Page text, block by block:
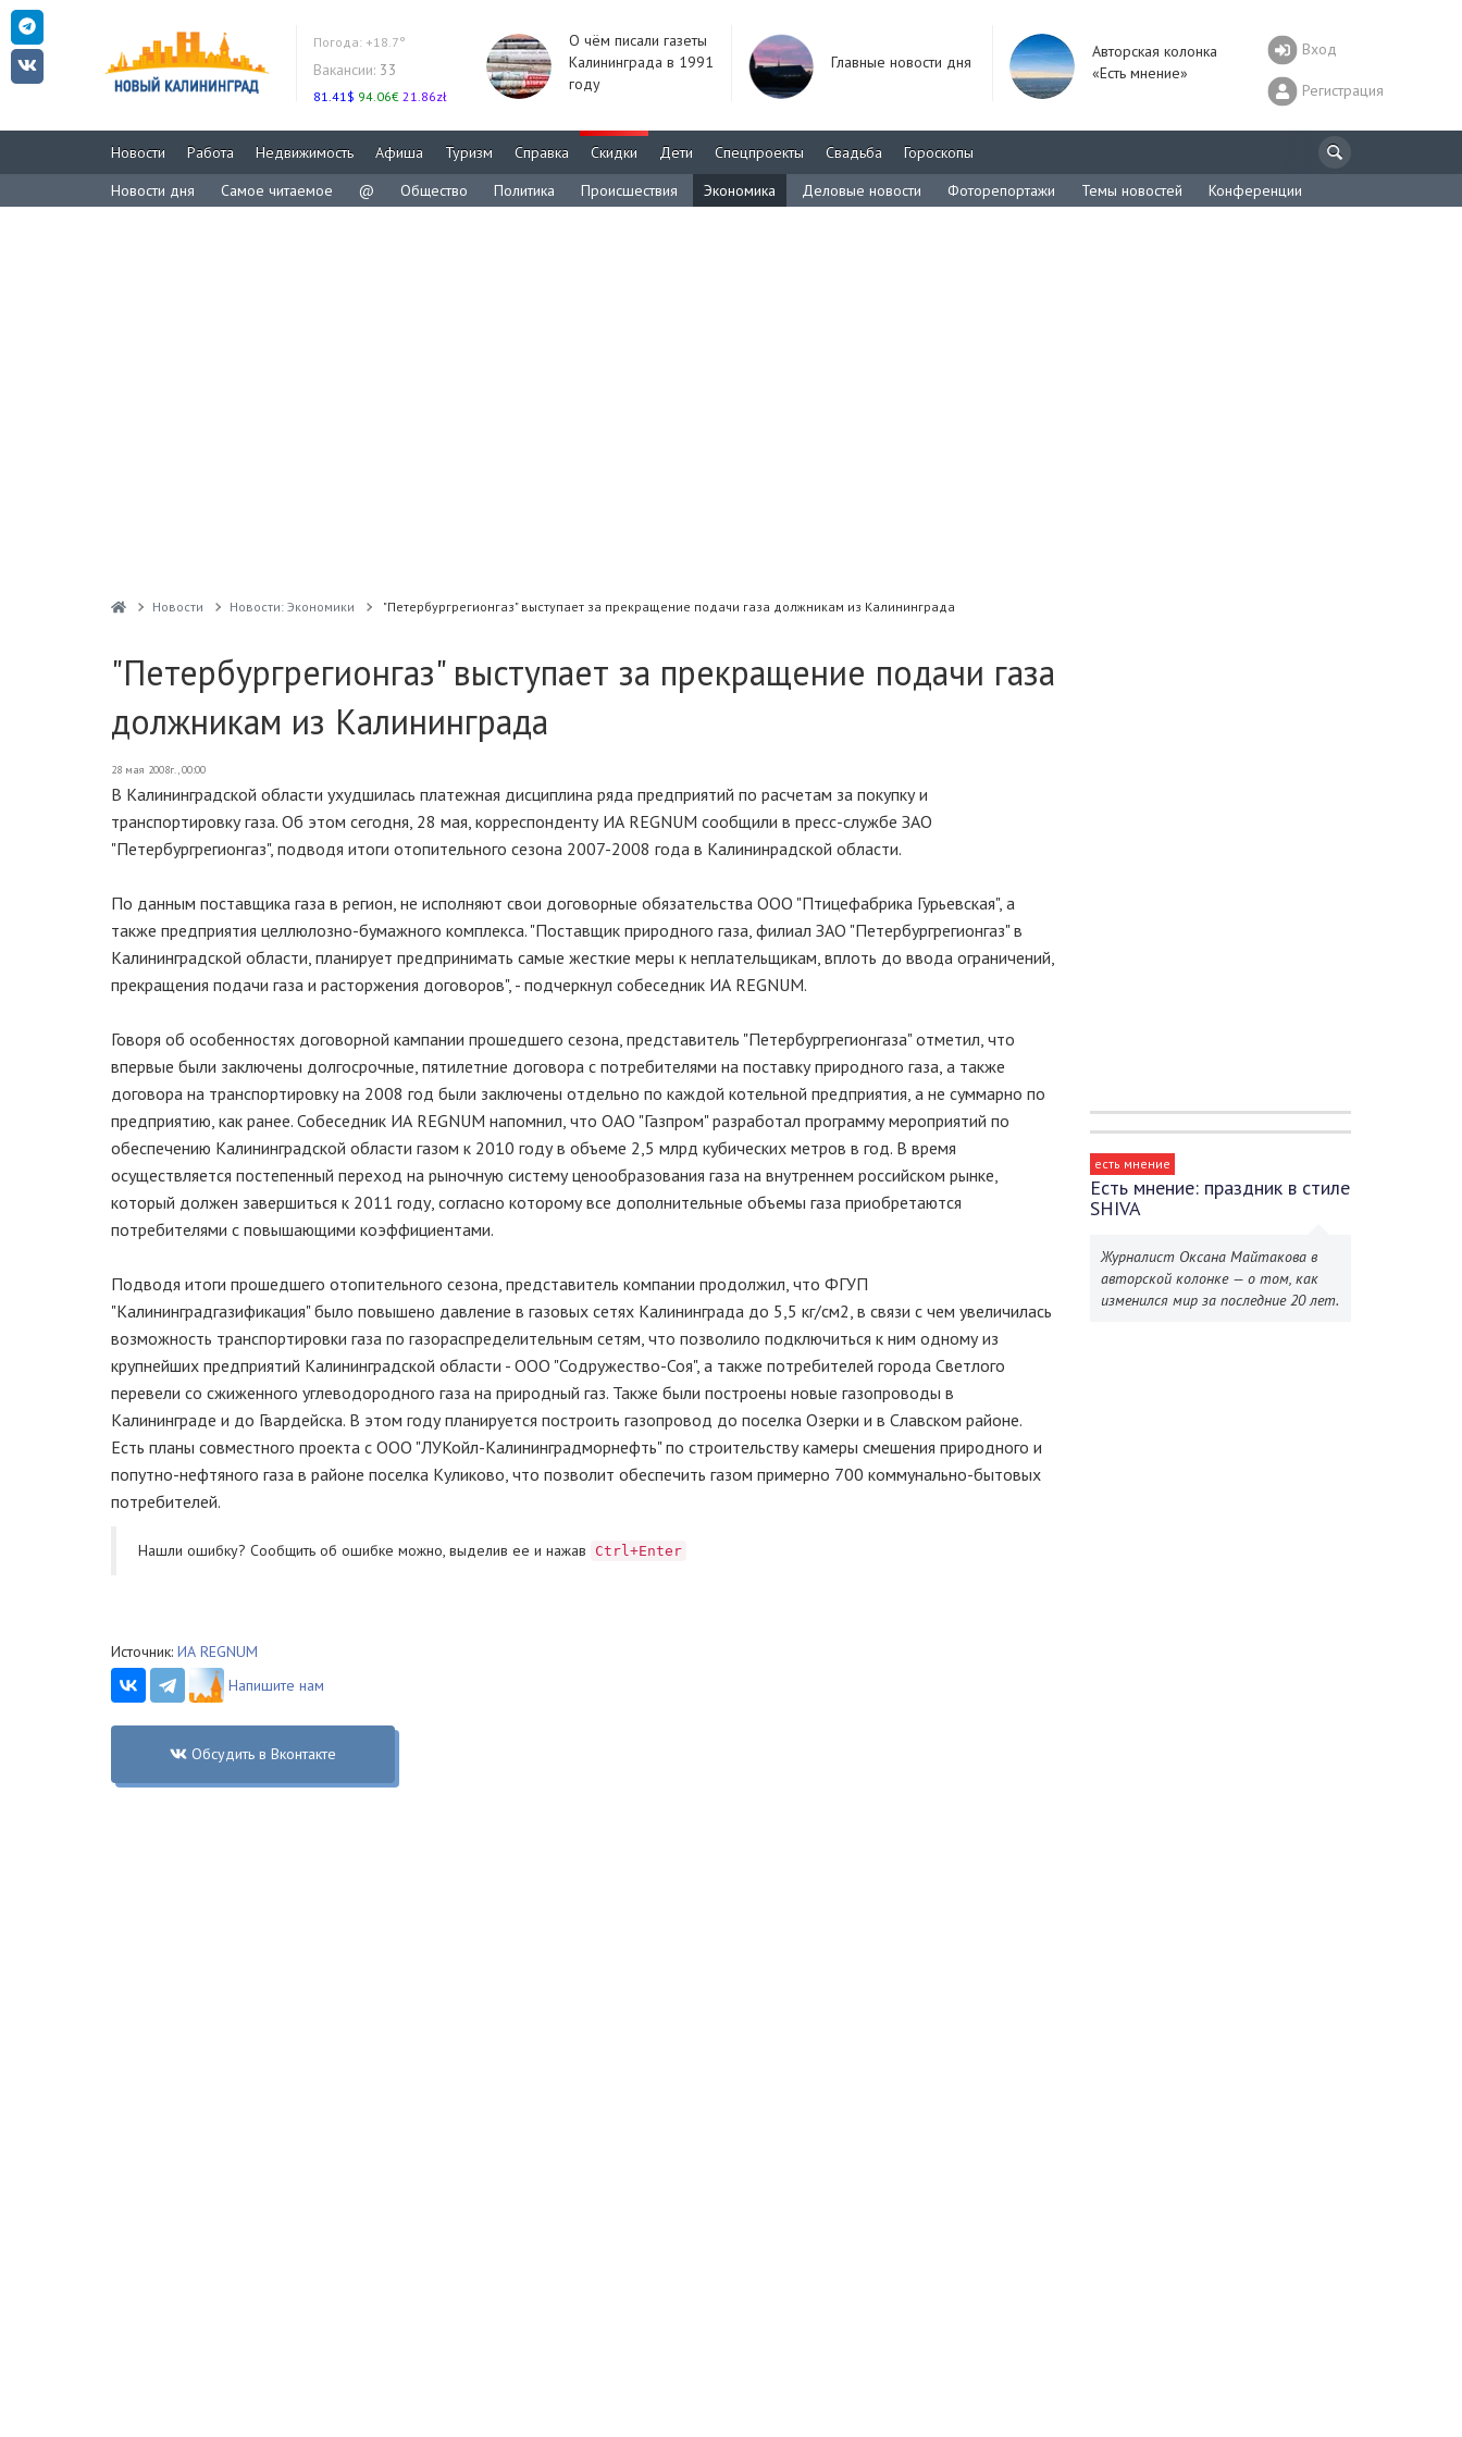
Погода: +18.7°
Вакансии: 33
81.41$ 94.06€ 21.86zł
О чём писали газеты
Калининграда в 1991
году
Главные новости дня
Авторская колонка
«Есть мнение»
Вход
Регистрация
Новости Работа Недвижимость Афиша Туризм Справка Скидки Дети Спецпроекты Свадьба
Гороскопы
Новости дня
Самое читаемое @ Общество Политика Происшествия Экономика Деловые новости Фоторепортажи Темы новостей Конференции
Новости Новости: Экономики "Петербургрегионгаз" выступает за прекращение подачи газа должникам из Калининграда
"Петербургрегионгаз" выступает за прекращение подачи газа
должникам из Калининграда
28 мая 2008г., 00:00
В Калининградской области ухудшилась платежная дисциплина ряда предприятий по расчетам за покупку и
транспортировку газа. Об этом сегодня, 28 мая, корреспонденту ИА REGNUM сообщили в пресс-службе ЗАО
"Петербургрегионгаз", подводя итоги отопительного сезона 2007-2008 года в Калининрадской области.
По данным поставщика газа в регион, не исполняют свои договорные обязательства ООО "Птицефабрика Гурьевская", а
также предприятия целлюлозно-бумажного комплекса. "Поставщик природного газа, филиал ЗАО "Петербургрегионгаз" в
Калининградской области, планирует предпринимать самые жесткие меры к неплательщикам, вплоть до ввода ограничений,
прекращения подачи газа и расторжения договоров", - подчеркнул собеседник ИА REGNUM.
Говоря об особенностях договорной кампании прошедшего сезона, представитель "Петербургрегионгаза" отметил, что
впервые были заключены долгосрочные, пятилетние договора с потребителями на поставку природного газа, а также
договора на транспортировку на 2008 год были заключены отдельно по каждой котельной предприятия, а не суммарно по
предприятию, как ранее. Собеседник ИА REGNUM напомнил, что ОАО "Газпром" разработал программу мероприятий по
обеспечению Калининградской области газом к 2010 году в объеме 2,5 млрд кубических метров в год. В время
осуществляется постепенный переход на рыночную систему ценообразования газа на внутреннем российском рынке,
который должен завершиться к 2011 году, согласно которому все дополнительные объемы газа приобретаются
потребителями с повышающими коэффициентами.
Подводя итоги прошедшего отопительного сезона, представитель компании продолжил, что ФГУП
"Калининградгазификация" было повышено давление в газовых сетях Калининграда до 5,5 кг/см2, в связи с чем увеличилась
возможность транспортировки газа по газораспределительным сетям, что позволило подключиться к ним одному из
крупнейших предприятий Калининградской области - ООО "Содружество-Соя", а также потребителей города Светлого
перевели со сжиженного углеводородного газа на природный газ. Также были построены новые газопроводы в
Калининграде и до Гвардейска. В этом году планируется построить газопровод до поселка Озерки и в Славском районе.
Есть планы совместного проекта с ООО "ЛУКойл-Калининградморнефть" по строительству камеры смешения природного и
попутно-нефтяного газа в районе поселка Куликово, что позволит обеспечить газом примерно 700 коммунально-бытовых
потребителей.
Нашли ошибку? Cообщить об ошибке можно, выделив ее и нажав Ctrl+Enter
Источник: ИА REGNUM
Напишите нам
Обсудить в Вконтакте
есть мнение
Есть мнение: праздник в стиле
SHIVA
Журналист Оксана Майтакова в
авторской колонке — о том, как
изменился мир за последние 20 лет.